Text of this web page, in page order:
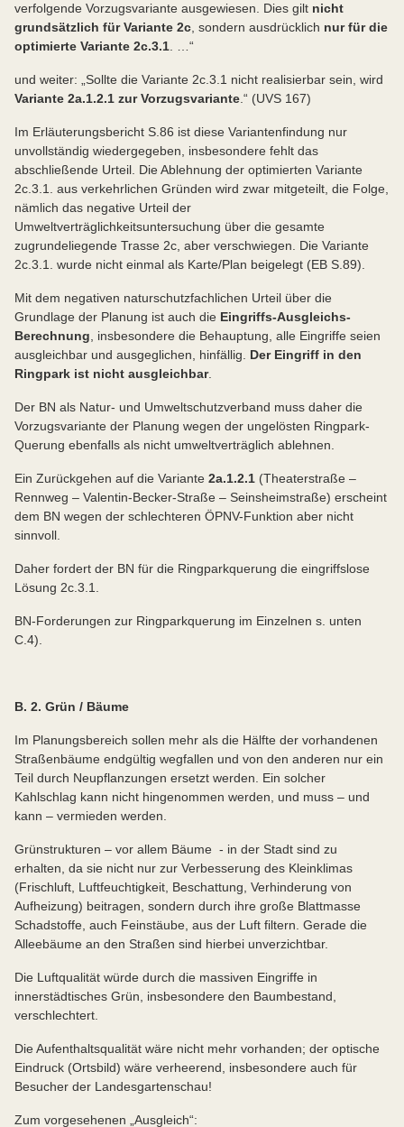
verfolgende Vorzugsvariante ausgewiesen. Dies gilt nicht
grundsätzlich für Variante 2c , sondern ausdrücklich nur für die
optimierte Variante 2c.3.1 . …“
und weiter: „Sollte die Variante 2c.3.1 nicht realisierbar sein, wird
Variante 2a.1.2.1 zur Vorzugsvariante .“ (UVS 167)
Im Erläuterungsbericht S.86 ist diese Variantenfindung nur
unvollständig wiedergegeben, insbesondere fehlt das
abschließende Urteil. Die Ablehnung der optimierten Variante
2c.3.1. aus verkehrlichen Gründen wird zwar mitgeteilt, die Folge,
nämlich das negative Urteil der
Umweltverträglichkeitsuntersuchung über die gesamte
zugrundeliegende Trasse 2c, aber verschwiegen. Die Variante
2c.3.1. wurde nicht einmal als Karte/Plan beigelegt (EB S.89).
Mit dem negativen naturschutzfachlichen Urteil über die
Grundlage der Planung ist auch die Eingriffs-Ausgleichs-
Berechnung , insbesondere die Behauptung, alle Eingriffe seien
ausgleichbar und ausgeglichen, hinfällig. Der Eingriff in den
Ringpark ist nicht ausgleichbar.
Der BN als Natur- und Umweltschutzverband muss daher die
Vorzugsvariante der Planung wegen der ungelösten Ringpark-
Querung ebenfalls als nicht umweltverträglich ablehnen.
Ein Zurückgehen auf die Variante 2a.1.2.1 (Theaterstraße –
Rennweg – Valentin-Becker-Straße – Seinsheimstraße) erscheint
dem BN wegen der schlechteren ÖPNV-Funktion aber nicht
sinnvoll.
Daher fordert der BN für die Ringparkquerung die eingriffslose
Lösung 2c.3.1.
BN-Forderungen zur Ringparkquerung im Einzelnen s. unten
C.4).
B. 2. Grün / Bäume
Im Planungsbereich sollen mehr als die Hälfte der vorhandenen
Straßenbäume endgültig wegfallen und von den anderen nur ein
Teil durch Neupflanzungen ersetzt werden. Ein solcher
Kahlschlag kann nicht hingenommen werden, und muss – und
kann – vermieden werden.
Grünstrukturen – vor allem Bäume - in der Stadt sind zu
erhalten, da sie nicht nur zur Verbesserung des Kleinklimas
(Frischluft, Luftfeuchtigkeit, Beschattung, Verhinderung von
Aufheizung) beitragen, sondern durch ihre große Blattmasse
Schadstoffe, auch Feinstäube, aus der Luft filtern. Gerade die
Alleebäume an den Straßen sind hierbei unverzichtbar.
Die Luftqualität würde durch die massiven Eingriffe in
innerstädtisches Grün, insbesondere den Baumbestand,
verschlechtert.
Die Aufenthaltsqualität wäre nicht mehr vorhanden; der optische
Eindruck (Ortsbild) wäre verheerend, insbesondere auch für
Besucher der Landesgartenschau!
Zum vorgesehenen „Ausgleich“: